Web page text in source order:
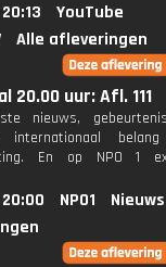
YouTube
Alle afleveringen
20.00 uur: Afl. 111
nieuws,
internationaal
En op NPO 1
NPO1